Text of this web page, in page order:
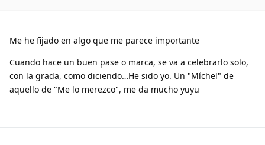
Me he fijado en algo que me parece importante
Cuando hace un buen pase o marca, se va a celebrarlo solo,
con la grada, como diciendo…He sido yo. Un "Míchel" de
aquello de "Me lo merezco", me da mucho yuyu